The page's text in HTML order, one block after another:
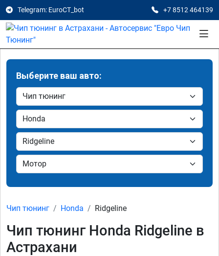
Telegram: EuroCT_bot +7 8512 464139
Выберите ваш авто:
Чип тюнинг Honda Ridgeline
Чип тюнинг Honda Ridgeline в
Астрахани